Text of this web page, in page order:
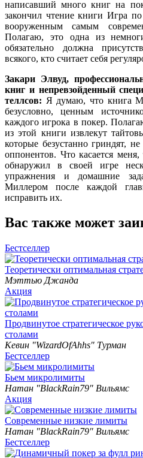
написавший много книг на
закончил чтение книги Игра
вооруженным самым
Полагаю, это одна из
обязательно должна
всякого, кто считает себя
Закари Элвуд,
книг и непревзойденный
теллсов: Я думаю, что книга
безусловно, ценным
каждого игрока в покер.
из этой книги извлекут
которые безустанно гриндят,
оппонентов. Что касается
обнаружил в своей игре
упражнения и домашние
Миллером после каждой
исправить их.
Вас также может
Бестселлер
Теоретически оптимальная
Мэттью Джанда
Акция
Продвинутое стратегическое
столами
Кевин "WizardOfAhhs" Турман
Бестселлер
Бьем микролимиты
Натан "BlackRain79" Вильямс
Акция
Современные низкие лимиты
Натан "BlackRain79" Вильямс
Бестселлер